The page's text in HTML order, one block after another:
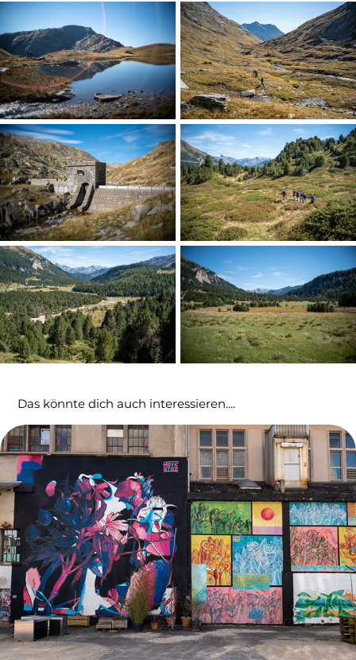
Das könnte dich auch interessieren....
Attisholz-Areal 2021
08/10/2021